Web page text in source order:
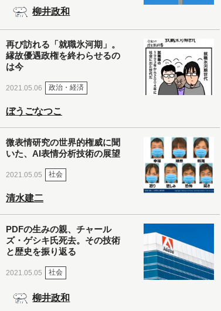
柳井政和
再び訪れる「就職氷河期」。
縁故優遇政権を終わらせるの
は今
2021.05.06 政治・経済
ぼうごなつこ
微表情研究の世界的権威に聞
いた、AI表情分析技術の展望
2021.05.05 社会
清水建二
PDFの生みの親、チャール
ズ・ゲシキ氏死去。その技術
と歴史を振り返る
2021.05.05 社会
柳井政和